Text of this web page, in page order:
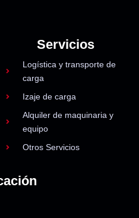
Servicios
Logística y transporte de
carga
Izaje de carga
Alquiler de maquinaria y
equipo
Otros Servicios